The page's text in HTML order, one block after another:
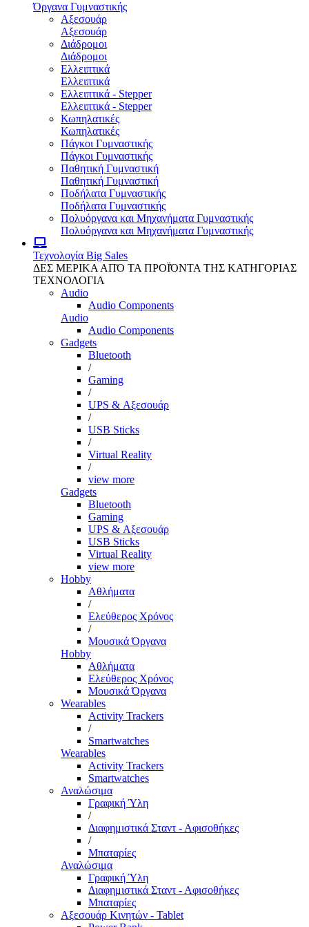
Όργανα Γυμναστικής
Αξεσουάρ
Αξεσουάρ
Διάδρομοι
Διάδρομοι
Ελλειπτικά
Ελλειπτικά
Ελλειπτικά - Stepper
Ελλειπτικά - Stepper
Κωπηλατικές
Κωπηλατικές
Πάγκοι Γυμναστικής
Πάγκοι Γυμναστικής
Παθητική Γυμναστική
Παθητική Γυμναστική
Ποδήλατα Γυμναστικής
Ποδήλατα Γυμναστικής
Πολυόργανα και Μηχανήματα Γυμναστικής
Πολυόργανα και Μηχανήματα Γυμναστικής
Τεχνολογία Big Sales
ΔΕΣ ΜΕΡΙΚΑ ΑΠΌ ΤΑ ΠΡΟΪΌΝΤΑ ΤΗΣ ΚΑΤΗΓΟΡΙΑΣ
ΤΕΧΝΟΛΟΓΙΑ
Audio
Audio Components
Audio
Audio Components
Gadgets
Bluetooth
/
Gaming
/
UPS & Αξεσουάρ
/
USB Sticks
/
Virtual Reality
/
view more
Gadgets
Bluetooth
Gaming
UPS & Αξεσουάρ
USB Sticks
Virtual Reality
view more
Hobby
Αθλήματα
/
Ελεύθερος Χρόνος
/
Μουσικά Όργανα
Hobby
Αθλήματα
Ελεύθερος Χρόνος
Μουσικά Όργανα
Wearables
Activity Trackers
/
Smartwatches
Wearables
Activity Trackers
Smartwatches
Αναλώσιμα
Γραφική Ύλη
/
Διαφημιστικά Σταντ - Αφισοθήκες
/
Μπαταρίες
Αναλώσιμα
Γραφική Ύλη
Διαφημιστικά Σταντ - Αφισοθήκες
Μπαταρίες
Αξεσουάρ Κινητών - Tablet